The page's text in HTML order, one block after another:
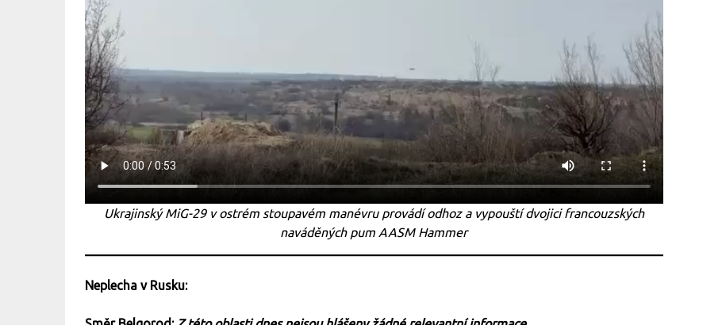
Ukrajinský MiG-29 v ostrém stoupavém manévru provádí odhoz a vypouští dvojici francouzských
naváděných pum AASM Hammer
Neplecha v Rusku: